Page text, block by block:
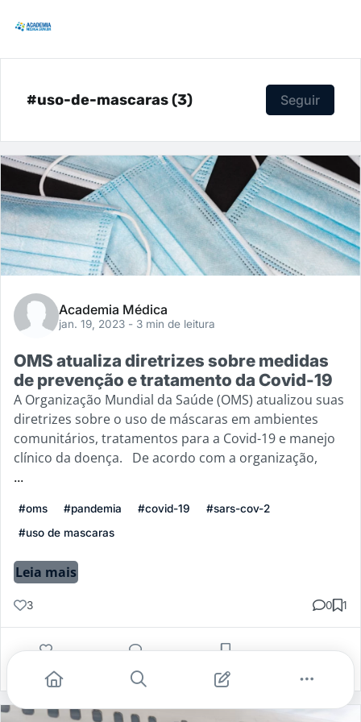
#uso-de-mascaras (3) Seguir
Academia Médica
jan. 19, 2023 - 3 min de leitura
OMS atualiza diretrizes sobre medidas
de prevenção e tratamento da Covid-19
A Organização Mundial da Saúde (OMS) atualizou suas
diretrizes sobre o uso de máscaras em ambientes
comunitários, tratamentos para a Covid-19 e manejo
clínico da doença. De acordo com a organização,
...
#oms #pandemia #covid-19
#sars-cov-2
#uso de mascaras
Leia mais
3 0 1
Gostei Comentar Salvar